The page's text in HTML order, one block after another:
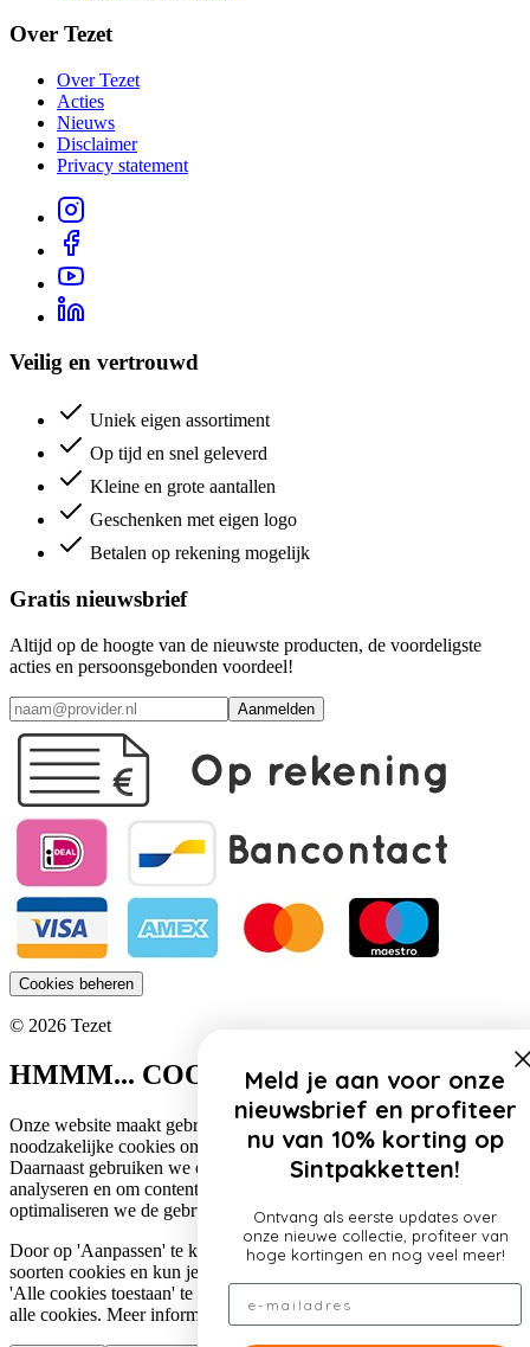
Over Tezet
Over Tezet
Acties
Nieuws
Disclaimer
Privacy statement
Veilig en vertrouwd
Uniek eigen assortiment
Op tijd en snel geleverd
Kleine en grote aantallen
Geschenken met eigen logo
Betalen op rekening mogelijk
Gratis nieuwsbrief
Altijd op de hoogte van de nieuwste producten, de voordeligste
acties en persoonsgebonden voordeel!
Aanmelden
Cookies beheren
© 2026 Tezet
HMMM... COOKIES!
Onze website maakt gebruik van cookies. Zo gebruiken wij
noodzakelijke cookies om de website functioneel te houden.
Daarnaast gebruiken we cookies om het verkeer op onze website te
analyseren en om content te personaliseren. Op deze manier
optimaliseren we de gebruikerservaring op onze website.
Door op 'Aanpassen' te klikken, lees je meer over de specifieke
soorten cookies en kun je jouw voorkeuren aanpassen. Door op
'Alle cookies toestaan' te klikken, ga je akkoord met het gebruik van
alle cookies. Meer informatie over ons cookiebeleid lees je
Meld je aan voor onze
nieuwsbrief en profiteer
nu van 10% korting op
Sintpakketten!
Ontvang als eerste updates over
onze nieuwe collectie, profiteer van
hoge kortingen en nog veel meer!
Email